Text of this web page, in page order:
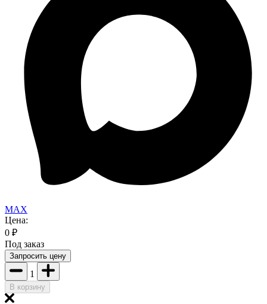
MAX
Цена:
0 ₽
Под заказ
Запросить цену
1
В корзину